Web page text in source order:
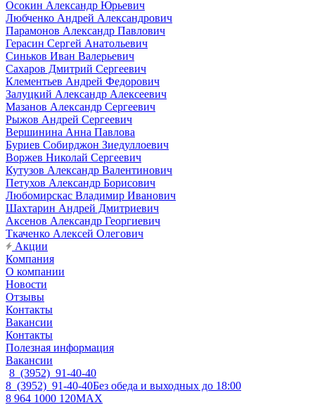
Осокин Александр Юрьевич
Любченко Андрей Александрович
Парамонов Александр Павлович
Герасин Сергей Анатольевич
Синьков Иван Валерьевич
Сахаров Дмитрий Сергеевич
Клементьев Андрей Федорович
Залуцкий Александр Алексеевич
Мазанов Александр Сергеевич
Рыжов Андрей Сергеевич
Вершинина Анна Павлова
Буриев Собирджон Зиедуллоевич
Воржев Николай Сергеевич
Кутузов Александр Валентинович
Петухов Александр Борисович
Любомирскас Владимир Иванович
Шахтарин Андрей Дмитриевич
Аксенов Александр Георгиевич
Ткаченко Алексей Олегович
Акции
Компания
О компании
Новости
Отзывы
Контакты
Вакансии
Контакты
Полезная информация
Вакансии
8 (3952) 91-40-40
8 (3952) 91-40-40Без обеда и выходных до 18:00
8 964 1000 120MAX